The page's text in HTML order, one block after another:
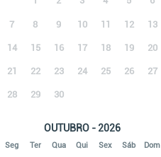
7 8 9 10 11 12 13
14 15 16 17 18 19 20
21 22 23 24 25 26 27
28 29 30
OUTUBRO - 2026
Seg Ter Qua Qui Sex Sáb Dom